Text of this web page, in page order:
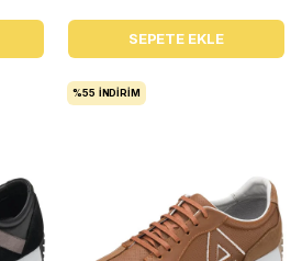
SEPETE EKLE
%55 İNDIRIM